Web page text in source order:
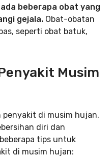
beberapa obat yang
gejala. Obat-obatan
seperti obat batuk,
Musim
di musim hujan,
diri dan
tips untuk
di musim hujan: